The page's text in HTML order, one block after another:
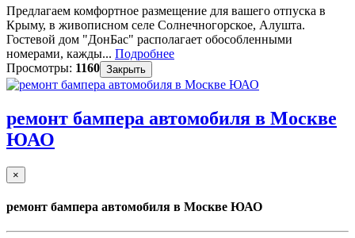
Предлагаем комфортное размещение для вашего отпуска в
Крыму, в живописном селе Солнечногорское, Алушта.
Гостевой дом "ДонБас" располагает обособленными
номерами, кажды... Подробнее
Просмотры: 1160 Закрыть
ремонт бампера автомобиля в Москве
ЮАО
×
ремонт бампера автомобиля в Москве ЮАО